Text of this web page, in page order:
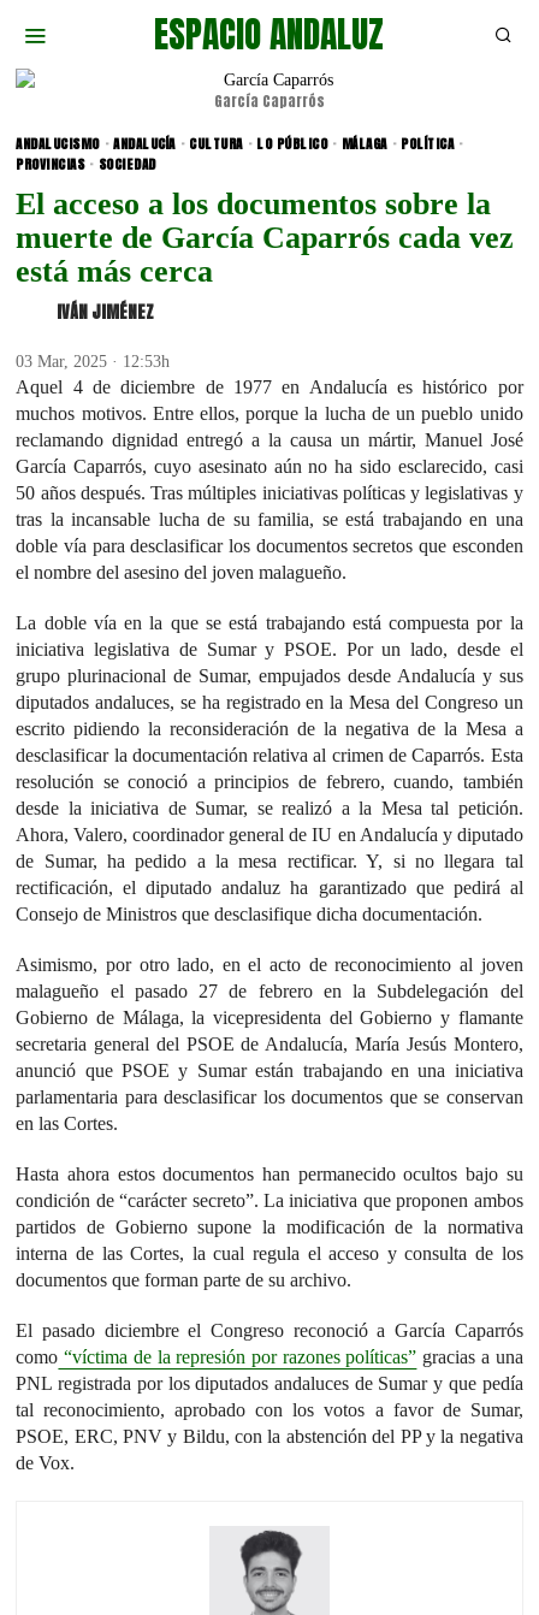
ESPACIO ANDALUZ
García Caparrós
ANDALUCISMO · ANDALUCÍA · CULTURA · LO PÚBLICO · MÁLAGA · POLÍTICA ·
PROVINCIAS · SOCIEDAD
El acceso a los documentos sobre la
muerte de García Caparrós cada vez
está más cerca
IVÁN JIMÉNEZ
03 Mar, 2025 · 12:53h
Aquel 4 de diciembre de 1977 en Andalucía es histórico por
muchos motivos. Entre ellos, porque la lucha de un pueblo unido
reclamando dignidad entregó a la causa un mártir, Manuel José
García Caparrós, cuyo asesinato aún no ha sido esclarecido, casi
50 años después. Tras múltiples iniciativas políticas y legislativas y
tras la incansable lucha de su familia, se está trabajando en una
doble vía para desclasificar los documentos secretos que esconden
el nombre del asesino del joven malagueño.
La doble vía en la que se está trabajando está compuesta por la
iniciativa legislativa de Sumar y PSOE. Por un lado, desde el
grupo plurinacional de Sumar, empujados desde Andalucía y sus
diputados andaluces, se ha registrado en la Mesa del Congreso un
escrito pidiendo la reconsideración de la negativa de la Mesa a
desclasificar la documentación relativa al crimen de Caparrós. Esta
resolución se conoció a principios de febrero, cuando, también
desde la iniciativa de Sumar, se realizó a la Mesa tal petición.
Ahora, Valero, coordinador general de IU en Andalucía y diputado
de Sumar, ha pedido a la mesa rectificar. Y, si no llegara tal
rectificación, el diputado andaluz ha garantizado que pedirá al
Consejo de Ministros que desclasifique dicha documentación.
Asimismo, por otro lado, en el acto de reconocimiento al joven
malagueño el pasado 27 de febrero en la Subdelegación del
Gobierno de Málaga, la vicepresidenta del Gobierno y flamante
secretaria general del PSOE de Andalucía, María Jesús Montero,
anunció que PSOE y Sumar están trabajando en una iniciativa
parlamentaria para desclasificar los documentos que se conservan
en las Cortes.
Hasta ahora estos documentos han permanecido ocultos bajo su
condición de “carácter secreto”. La iniciativa que proponen ambos
partidos de Gobierno supone la modificación de la normativa
interna de las Cortes, la cual regula el acceso y consulta de los
documentos que forman parte de su archivo.
El pasado diciembre el Congreso reconoció a García Caparrós
como “víctima de la represión por razones políticas” gracias a una
PNL registrada por los diputados andaluces de Sumar y que pedía
tal reconocimiento, aprobado con los votos a favor de Sumar,
PSOE, ERC, PNV y Bildu, con la abstención del PP y la negativa
de Vox.